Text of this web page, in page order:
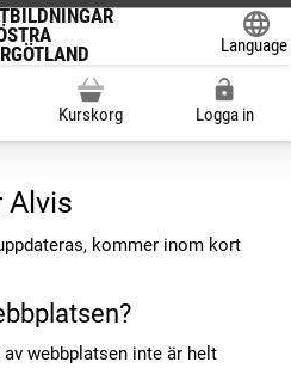
Language
Kurskorg Logga in
Alvis
kommer inom kort
webbplatsen inte är helt